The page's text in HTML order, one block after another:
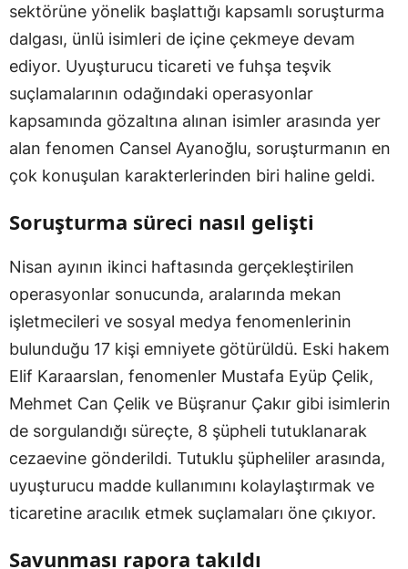
sektörüne yönelik başlattığı kapsamlı soruşturma
dalgası, ünlü isimleri de içine çekmeye devam
ediyor. Uyuşturucu ticareti ve fuhşa teşvik
suçlamalarının odağındaki operasyonlar
kapsamında gözaltına alınan isimler arasında yer
alan fenomen Cansel Ayanoğlu, soruşturmanın en
çok konuşulan karakterlerinden biri haline geldi.
Soruşturma süreci nasıl gelişti
Nisan ayının ikinci haftasında gerçekleştirilen
operasyonlar sonucunda, aralarında mekan
işletmecileri ve sosyal medya fenomenlerinin
bulunduğu 17 kişi emniyete götürüldü. Eski hakem
Elif Karaarslan, fenomenler Mustafa Eyüp Çelik,
Mehmet Can Çelik ve Büşranur Çakır gibi isimlerin
de sorgulandığı süreçte, 8 şüpheli tutuklanarak
cezaevine gönderildi. Tutuklu şüpheliler arasında,
uyuşturucu madde kullanımını kolaylaştırmak ve
ticaretine aracılık etmek suçlamaları öne çıkıyor.
Savunması rapora takıldı